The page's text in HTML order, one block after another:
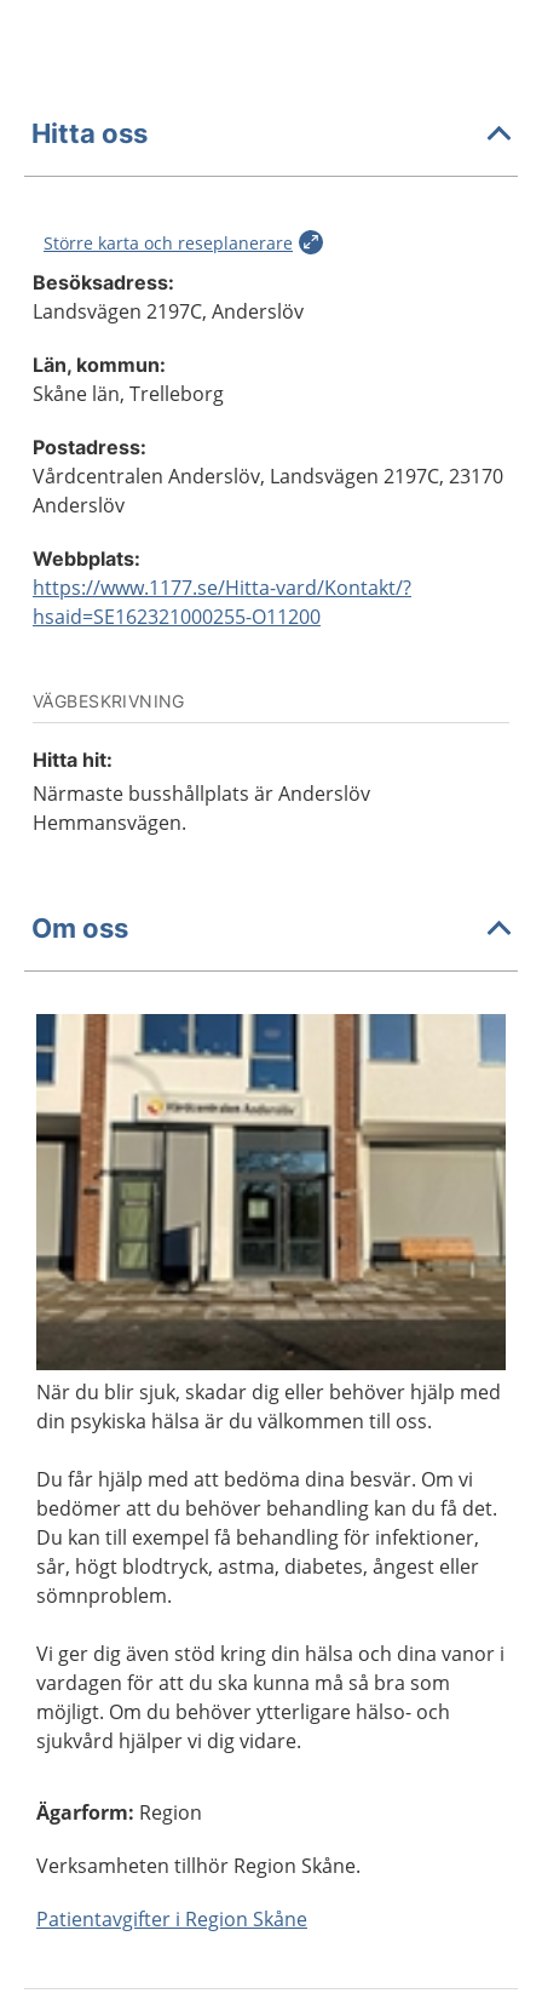
Hitta oss
Större karta och reseplanerare
Besöksadress:
Landsvägen 2197C, Anderslöv
Län, kommun:
Skåne län, Trelleborg
Postadress:
Vårdcentralen Anderslöv, Landsvägen 2197C, 23170
Anderslöv
Webbplats:
https://www.1177.se/Hitta-vard/Kontakt/?
hsaid=SE162321000255-O11200
VÄGBESKRIVNING
Hitta hit:
Närmaste busshållplats är Anderslöv
Hemmansvägen.
Om oss
När du blir sjuk, skadar dig eller behöver hjälp med
din psykiska hälsa är du välkommen till oss.
Du får hjälp med att bedöma dina besvär. Om vi
bedömer att du behöver behandling kan du få det.
Du kan till exempel få behandling för infektioner,
sår, högt blodtryck, astma, diabetes, ångest eller
sömnproblem.
Vi ger dig även stöd kring din hälsa och dina vanor i
vardagen för att du ska kunna må så bra som
möjligt. Om du behöver ytterligare hälso- och
sjukvård hjälper vi dig vidare.
Ägarform: Region
Verksamheten tillhör Region Skåne.
Patientavgifter i Region Skåne